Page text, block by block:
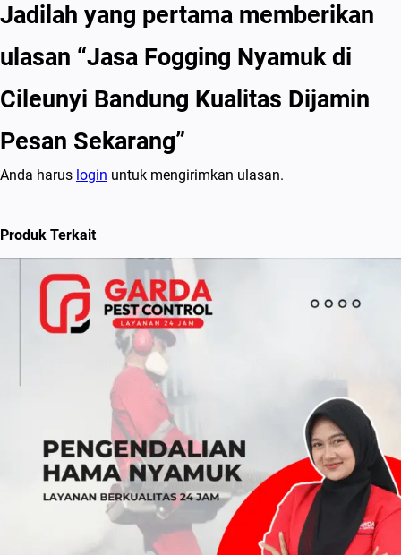
e
a
n
e
k
a
Jadilah yang pertama memberikan
ulasan “Jasa Fogging Nyamuk di
Cileunyi Bandung Kualitas Dijamin
Pesan Sekarang”
Anda harus login untuk mengirimkan ulasan.
Produk Terkait